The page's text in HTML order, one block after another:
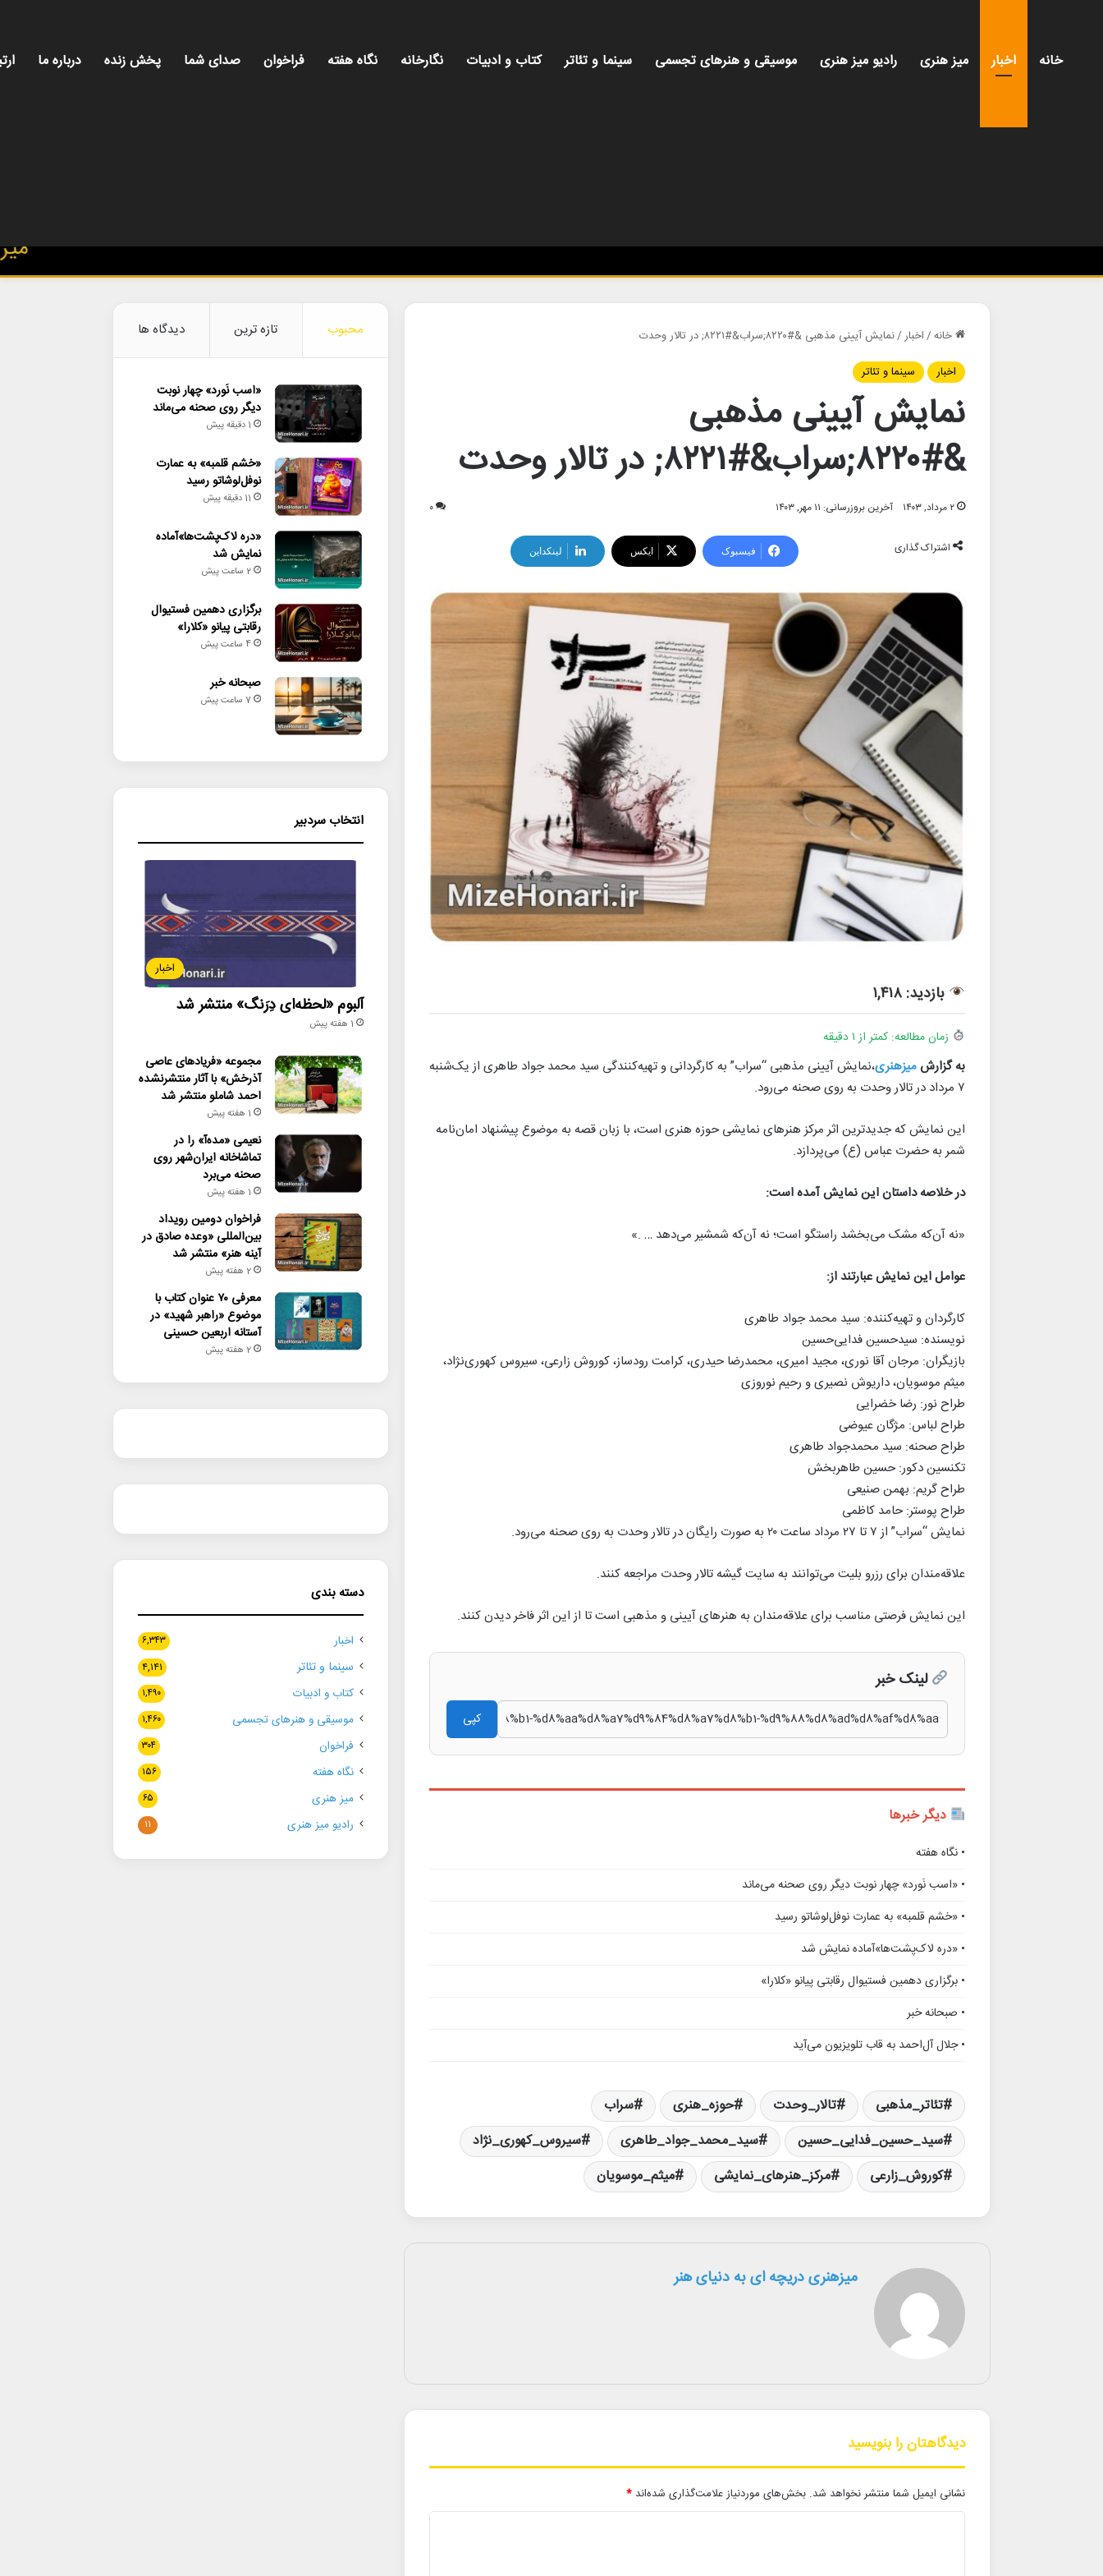
خانه اخبار میز هنری رادیو میز هنری موسیقی و هنرهای تجسمی سینما و تئاتر کتاب و ادبیات نگارخانه نگاه هفته فراخوان صدای شما پخش زنده درباره ما
میز
خانه/اخبار/نمایش آیینی مذهبی &#۸۲۲۰;سراب&#۸۲۲۱; در تالار وحدت
اخبار
سینما و تئاتر
نمایش آیینی مذهبی
&#۸۲۲۰;سراب&#۸۲۲۱; در تالار وحدت
۲ مرداد, ۱۴۰۳ آخرین بروزرسانی: ۱۱ مهر, ۱۴۰۳ ۰
اشتراک گذاری فیسبوک ایکس لینکداین
بازدید: ۱,۴۱۸
زمان مطالعه: کمتر از ۱ دقیقه
به گزارش میزهنری،نمایش آیینی مذهبی “سراب” به کارگردانی و تهیه‌کنندگی سید محمد جواد طاهری از یک‌شنبه
۷ مرداد در تالار وحدت به روی صحنه می‌رود.
این نمایش که جدیدترین اثر مرکز هنرهای نمایشی حوزه هنری است، با زبان قصه به موضوع پیشنهاد امان‌نامه
شمر به حضرت عباس (ع) می‌پردازد.
در خلاصه داستان این نمایش آمده است:
«نه آن‌که مشک می‌بخشد راستگو است؛ نه آن‌که شمشیر می‌دهد … .»
عوامل این نمایش عبارتند از:
کارگردان و تهیه‌کننده: سید محمد جواد طاهری
نویسنده: سیدحسین فدایی‌حسین
بازیگران: مرجان آقا نوری، مجید امیری، محمدرضا حیدری، کرامت رودساز، کوروش زارعی، سیروس کهوری‌نژاد،
میثم موسویان، داریوش نصیری و رحیم نوروزی
طراح نور: رضا خضرایی
طراح لباس: مژگان عیوضی
طراح صحنه: سید محمدجواد طاهری
تکنسین دکور: حسین طاهربخش
طراح گریم: بهمن صنیعی
طراح پوستر: حامد کاظمی
نمایش “سراب” از ۷ تا ۲۷ مرداد ساعت ۲۰ به صورت رایگان در تالار وحدت به روی صحنه می‌رود.
علاقه‌مندان برای رزرو بلیت می‌توانند به سایت گیشه تالار وحدت مراجعه کنند.
این نمایش فرصتی مناسب برای علاقه‌مندان به هنرهای آیینی و مذهبی است تا از این اثر فاخر دیدن کنند.
لینک خبر
کپی
دیگر خبرها
• نگاه هفته
• «اسب نَورد» چهار نوبت دیگر روی صحنه می‌ماند
• «خشم قلمبه» به عمارت نوفل‌لوشاتو رسید
• «دره لاک‌پشت‌ها»آماده نمایش شد
• برگزاری دهمین فستیوال رقابتی پیانو «کلارا»
• صبحانه خبر
• جلال آل‌احمد به قاب تلویزیون می‌آید
تئاتر_مذهبی تالار_وحدت حوزه_هنری
سراب
سید_حسین_فدایی_حسین
سید_محمد_جواد_طاهری
سیروس_کهوری_نژاد
کوروش_زارعی
مرکز_هنرهای_نمایشی میثم_موسویان
میزهنری دریچه ای به دنیای هنر
دیدگاهتان را بنویسید
نشانی ایمیل شما منتشر نخواهد شد. بخش‌های موردنیاز علامت‌گذاری شده‌اند *
محبوب تازه ترین دیدگاه ها
«اسب نَورد» چهار نوبت
دیگر روی صحنه می‌ماند
1 دقیقه پیش
«خشم قلمبه» به عمارت
نوفل‌لوشاتو رسید
11 دقیقه پیش
«دره لاک‌پشت‌ها»آماده
نمایش شد
2 ساعت پیش
برگزاری دهمین فستیوال
رقابتی پیانو «کلارا»
4 ساعت پیش
صبحانه خبر
7 ساعت پیش
انتخاب سردبیر
اخبار
آلبوم «لحظه‌ای دِرَنگ» منتشر شد
1 هفته پیش
مجموعه «فریادهای عاصی
آذرخش» با آثار منتشرنشده
احمد شاملو منتشر شد
1 هفته پیش
نعیمی «مده‌آ» را در
تماشاخانه ایران‌شهر روی
صحنه می‌برد
1 هفته پیش
فراخوان دومین رویداد
بین‌المللی «وعده صادق در
آینه هنر» منتشر شد
2 هفته پیش
معرفی ۷۰ عنوان کتاب با
موضوع «راهبر شهید» در
آستانه اربعین حسینی
2 هفته پیش
دسته بندی
اخبار ۶,۳۴۳
سینما و تئاتر ۴,۱۴۱
کتاب و ادبیات ۱,۴۹۰
موسیقی و هنرهای تجسمی ۱,۴۶۰
فراخوان ۳۰۴
نگاه هفته ۱۵۶
میز هنری ۶۵
رادیو میز هنری ۱۱